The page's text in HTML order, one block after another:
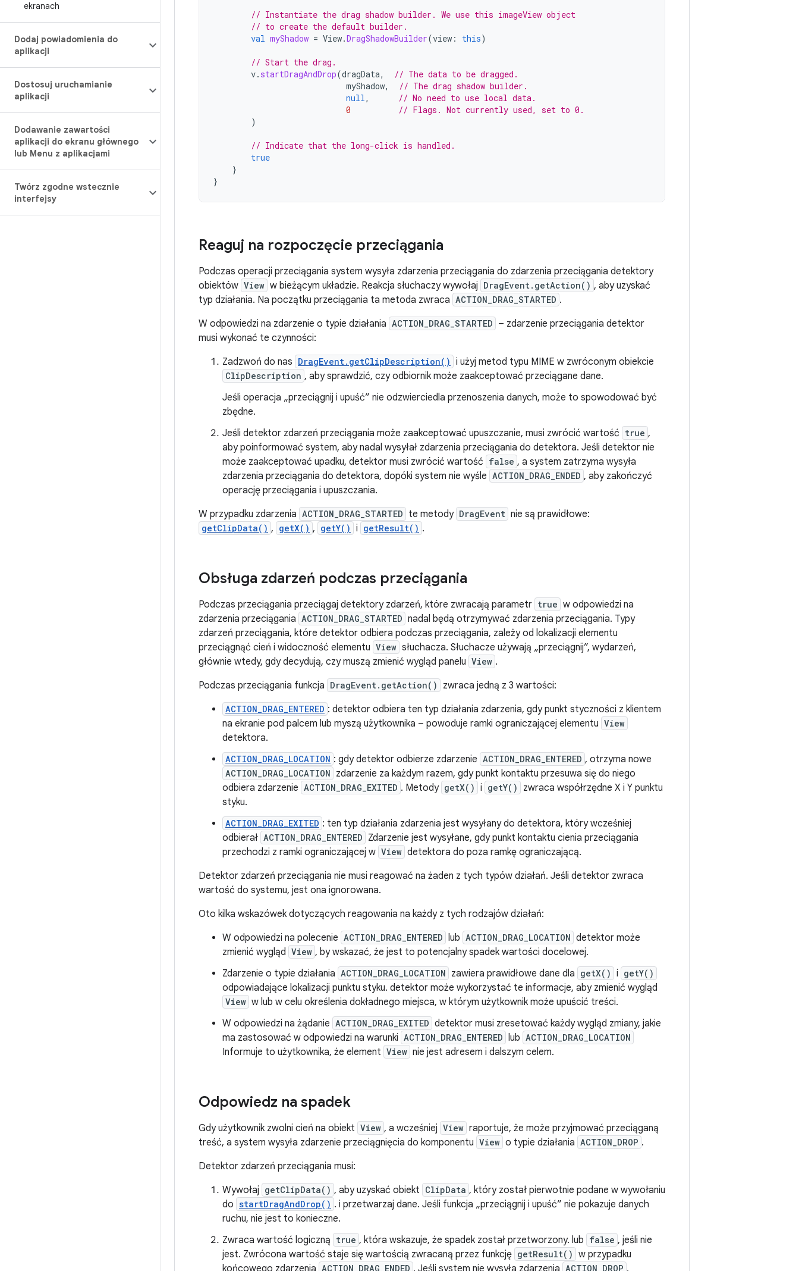
ekranach
Dodaj powiadomienia do
aplikacji
Dostosuj uruchamianie
aplikacji
Dodawanie zawartości
aplikacji do ekranu głównego
lub Menu z aplikacjami
Twórz zgodne wstecznie
interfejsy
// Instantiate the drag shadow builder. We use this imageView object
// to create the default builder.
val myShadow = View.DragShadowBuilder(view : this)
// Start the drag.
v. startDragAndDrop(dragData,
// The data to be dragged.
myShadow,
// The drag shadow builder.
null,
// No need to use local data.
0
// Flags. Not currently used, set to 0.
)
// Indicate that the long-click is handled.
true
}
}
Reaguj na rozpoczęcie przeciągania
Podczas operacji przeciągania system wysyła zdarzenia przeciągania do zdarzenia przeciągania detektory
obiektów View w bieżącym układzie. Reakcja słuchaczy wywołaj DragEvent.getAction() , aby uzyskać
typ działania. Na początku przeciągania ta metoda zwraca ACTION_DRAG_STARTED .
W odpowiedzi na zdarzenie o typie działania ACTION_DRAG_STARTED – zdarzenie przeciągania detektor
musi wykonać te czynności:
Zadzwoń do nas DragEvent.getClipDescription() i użyj metod typu MIME w zwróconym obiekcie
ClipDescription , aby sprawdzić, czy odbiornik może zaakceptować przeciągane dane.
Jeśli operacja „przeciągnij i upuść” nie odzwierciedla przenoszenia danych, może to spowodować być
zbędne.
Jeśli detektor zdarzeń przeciągania może zaakceptować upuszczanie, musi zwrócić wartość true ,
aby poinformować system, aby nadal wysyłał zdarzenia przeciągania do detektora. Jeśli detektor nie
może zaakceptować upadku, detektor musi zwrócić wartość false , a system zatrzyma wysyła
zdarzenia przeciągania do detektora, dopóki system nie wyśle ACTION_DRAG_ENDED , aby zakończyć
operację przeciągania i upuszczania.
W przypadku zdarzenia ACTION_DRAG_STARTED te metody DragEvent nie są prawidłowe:
getClipData() , getX() , getY() i getResult() .
Obsługa zdarzeń podczas przeciągania
Podczas przeciągania przeciągaj detektory zdarzeń, które zwracają parametr true w odpowiedzi na
zdarzenia przeciągania ACTION_DRAG_STARTED nadal będą otrzymywać zdarzenia przeciągania. Typy
zdarzeń przeciągania, które detektor odbiera podczas przeciągania, zależy od lokalizacji elementu
przeciągnąć cień i widoczność elementu View słuchacza. Słuchacze używają „przeciągnij”, wydarzeń,
głównie wtedy, gdy decydują, czy muszą zmienić wygląd panelu View .
Podczas przeciągania funkcja DragEvent.getAction() zwraca jedną z 3 wartości:
ACTION_DRAG_ENTERED : detektor odbiera ten typ działania zdarzenia, gdy punkt styczności z klientem
na ekranie pod palcem lub myszą użytkownika – powoduje ramki ograniczającej elementu View
detektora.
ACTION_DRAG_LOCATION : gdy detektor odbierze zdarzenie ACTION_DRAG_ENTERED , otrzyma nowe
ACTION_DRAG_LOCATION zdarzenie za każdym razem, gdy punkt kontaktu przesuwa się do niego
odbiera zdarzenie ACTION_DRAG_EXITED . Metody getX() i getY()
zwraca współrzędne X i Y punktu
styku.
ACTION_DRAG_EXITED : ten typ działania zdarzenia jest wysyłany do detektora, który wcześniej
odbierał ACTION_DRAG_ENTERED Zdarzenie jest wysyłane, gdy punkt kontaktu cienia przeciągania
przechodzi z ramki ograniczającej w View detektora do poza ramkę ograniczającą.
Detektor zdarzeń przeciągania nie musi reagować na żaden z tych typów działań. Jeśli detektor zwraca
wartość do systemu, jest ona ignorowana.
Oto kilka wskazówek dotyczących reagowania na każdy z tych rodzajów działań:
W odpowiedzi na polecenie ACTION_DRAG_ENTERED lub ACTION_DRAG_LOCATION detektor może
zmienić wygląd View , by wskazać, że jest to potencjalny spadek wartości docelowej.
Zdarzenie o typie działania ACTION_DRAG_LOCATION zawiera prawidłowe dane dla getX() i getY()
odpowiadające lokalizacji punktu styku. detektor może wykorzystać te informacje, aby zmienić wygląd
View w lub w celu określenia dokładnego miejsca, w którym użytkownik może upuścić treści.
W odpowiedzi na żądanie ACTION_DRAG_EXITED detektor musi zresetować każdy wygląd zmiany, jakie
ma zastosować w odpowiedzi na warunki ACTION_DRAG_ENTERED lub ACTION_DRAG_LOCATION
Informuje to użytkownika, że element View nie jest adresem i dalszym celem.
Odpowiedz na spadek
Gdy użytkownik zwolni cień na obiekt View , a wcześniej View raportuje, że może przyjmować przeciąganą
treść, a system wysyła zdarzenie przeciągnięcia do komponentu View o typie działania ACTION_DROP .
Detektor zdarzeń przeciągania musi:
Wywołaj getClipData() , aby uzyskać obiekt ClipData , który został pierwotnie podane w wywołaniu
do startDragAndDrop() . i przetwarzaj dane. Jeśli funkcja „przeciągnij i upuść” nie pokazuje danych
ruchu, nie jest to konieczne.
Zwraca wartość logiczną true , która wskazuje, że spadek został przetworzony. lub false , jeśli nie
jest. Zwrócona wartość staje się wartością zwracaną przez funkcję getResult() w przypadku
końcowego zdarzenia ACTION_DRAG_ENDED . Jeśli system nie wysyła zdarzenia ACTION_DROP ,